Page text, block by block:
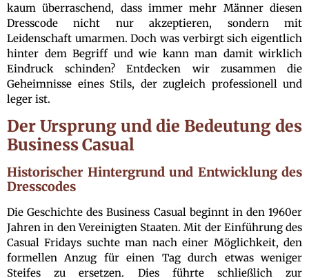
kaum überraschend, dass immer mehr Männer diesen
Dresscode nicht nur akzeptieren, sondern mit
Leidenschaft umarmen. Doch was verbirgt sich eigentlich
hinter dem Begriff und wie kann man damit wirklich
Eindruck schinden? Entdecken wir zusammen die
Geheimnisse eines Stils, der zugleich professionell und
leger ist.
Der Ursprung und die Bedeutung des
Business Casual
Historischer Hintergrund und Entwicklung des
Dresscodes
Die Geschichte des Business Casual beginnt in den 1960er
Jahren in den Vereinigten Staaten. Mit der Einführung des
Casual Fridays suchte man nach einer Möglichkeit, den
formellen Anzug für einen Tag durch etwas weniger
Steifes zu ersetzen. Dies führte schließlich zur